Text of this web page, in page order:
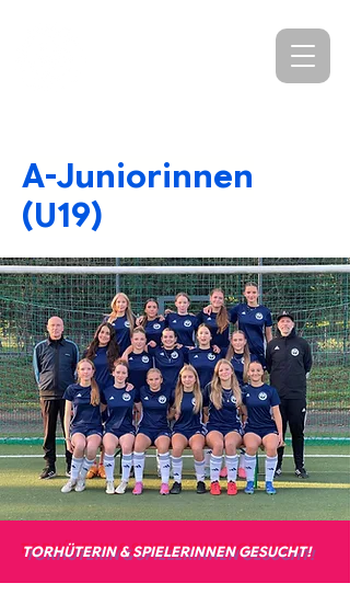
A-Juniorinnen
(U19)
TORHÜTERIN & SPIELERINNEN GESUCHT!